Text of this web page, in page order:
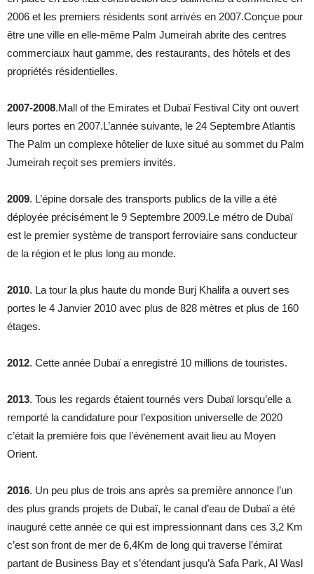
2006 et les premiers résidents sont arrivés en 2007.Conçue pour
être une ville en elle-même Palm Jumeirah abrite des centres
commerciaux haut gamme, des restaurants, des hôtels et des
propriétés résidentielles.
2007-2008.Mall of the Emirates et Dubaï Festival City ont ouvert
leurs portes en 2007.L’année suivante, le 24 Septembre Atlantis
The Palm un complexe hôtelier de luxe situé au sommet du Palm
Jumeirah reçoit ses premiers invités.
2009. L’épine dorsale des transports publics de la ville a été
déployée précisément le 9 Septembre 2009.Le métro de Dubaï
est le premier système de transport ferroviaire sans conducteur
de la région et le plus long au monde.
2010. La tour la plus haute du monde Burj Khalifa a ouvert ses
portes le 4 Janvier 2010 avec plus de 828 mètres et plus de 160
étages.
2012. Cette année Dubaï a enregistré 10 millions de touristes.
2013. Tous les regards étaient tournés vers Dubaï lorsqu’elle a
remporté la candidature pour l’exposition universelle de 2020
c’était la première fois que l’événement avait lieu au Moyen
Orient.
2016. Un peu plus de trois ans après sa première annonce l’un
des plus grands projets de Dubaï, le canal d’eau de Dubaï a été
inauguré cette année ce qui est impressionnant dans ces 3,2 Km
c’est son front de mer de 6,4Km de long qui traverse l’émirat
partant de Business Bay et s’étendant jusqu’à Safa Park, Al Wasl